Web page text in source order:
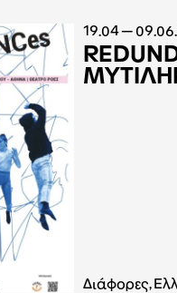
19.04 —
Διάφορες,